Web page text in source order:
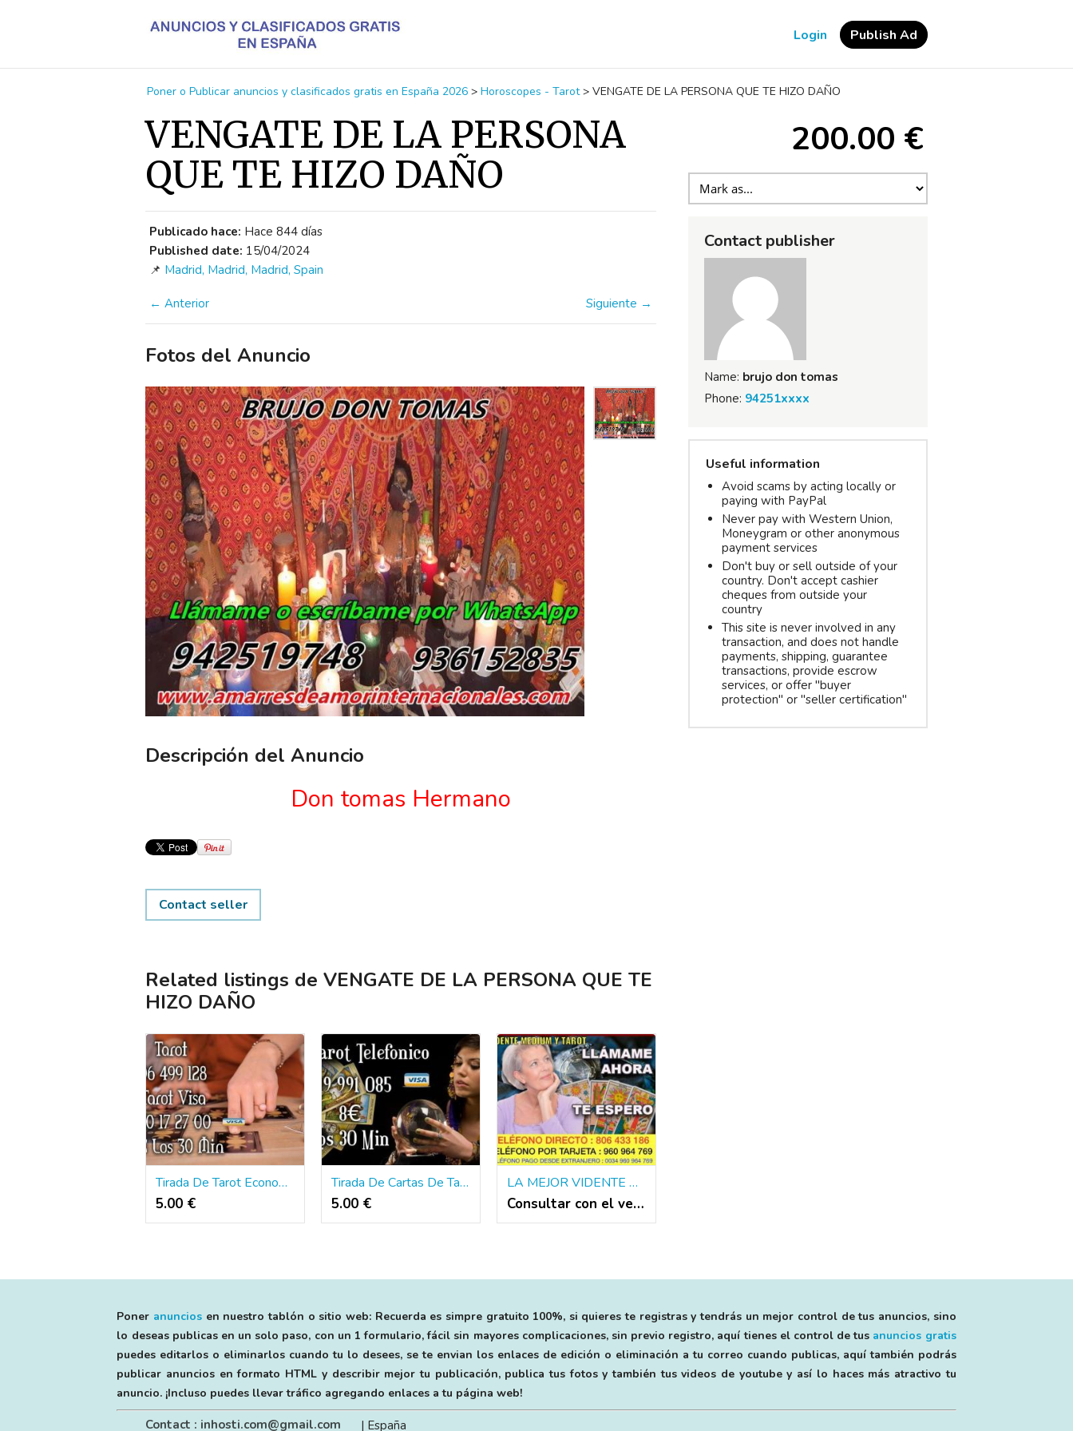
Login Publish Ad
Poner o Publicar anuncios y clasificados gratis en España 2026 > Horoscopes - Tarot > VENGATE DE LA PERSONA QUE TE HIZO DAÑO
VENGATE DE LA PERSONA
QUE TE HIZO DAÑO
Publicado hace: Hace 844 días
Published date: 15/04/2024
📌 Madrid, Madrid, Madrid, Spain
← Anterior Siguiente →
Fotos del Anuncio
Descripción del Anuncio
Don tomas Hermano
Contact seller
Related listings de VENGATE DE LA PERSONA QUE TE
HIZO DAÑO
Tirada De Tarot Economico Tarot En Linea
5.00 €
Tirada De Cartas De Tarot Videntes En Linea
5.00 €
LA MEJOR VIDENTE DE AMOR EFECTIVO TAROTISTA BARATA ❤️❤️
Consultar con el vendedor
200.00 €
Contact publisher
Name: brujo don tomas
Phone: 94251xxxx
Useful information
Avoid scams by acting locally or
paying with PayPal
Never pay with Western Union,
Moneygram or other anonymous
payment services
Don't buy or sell outside of your
country. Don't accept cashier
cheques from outside your
country
This site is never involved in any
transaction, and does not handle
payments, shipping, guarantee
transactions, provide escrow
services, or offer "buyer
protection" or "seller certification"
Poner anuncios en nuestro tablón o sitio web: Recuerda es simpre gratuito 100%, si quieres te registras y tendrás un mejor control de tus anuncios, sino
lo deseas publicas en un solo paso, con un 1 formulario, fácil sin mayores complicaciones, sin previo registro, aquí tienes el control de tus anuncios gratis
puedes editarlos o eliminarlos cuando tu lo desees, se te envian los enlaces de edición o eliminación a tu correo cuando publicas, aquí también podrás
publicar anuncios en formato HTML y describir mejor tu publicación, publica tus fotos y también tus videos de youtube y así lo haces más atractivo tu
anuncio. ¡Incluso puedes llevar tráfico agregando enlaces a tu página web!
Contact : inhosti.com@gmail.com | España